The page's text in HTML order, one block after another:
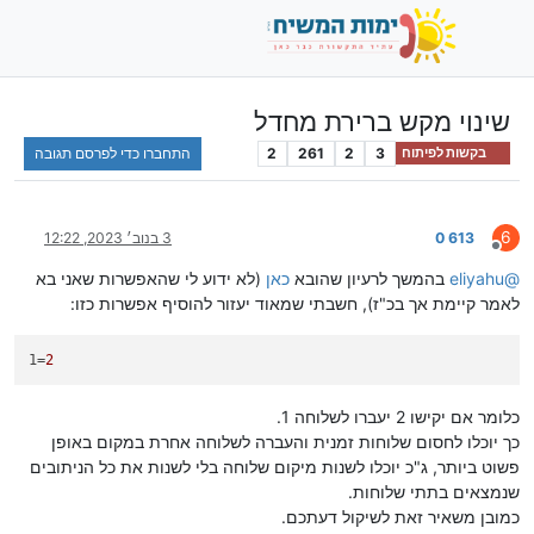
שינוי מקש ברירת מחדל
בקשות לפיתוח 3
2
261
2 התחברו כדי לפרסם תגובה
6
מנותק
613 0 3 בנוב׳ 2023, 12:22
@
eliyahu בהמשך לרעיון שהובא כאן (לא ידוע לי שהאפשרות שאני בא
לאמר קיימת אך בכ"ז), חשבתי שמאוד יעזור להוסיף אפשרות כזו:
1=2
כלומר אם יקישו 2 יעברו לשלוחה 1.
כך יוכלו לחסום שלוחות זמנית והעברה לשלוחה אחרת במקום באופן
פשוט ביותר, ג"כ יוכלו לשנות מיקום שלוחה בלי לשנות את כל הניתובים
שנמצאים בתתי שלוחות.
כמובן משאיר זאת לשיקול דעתכם.